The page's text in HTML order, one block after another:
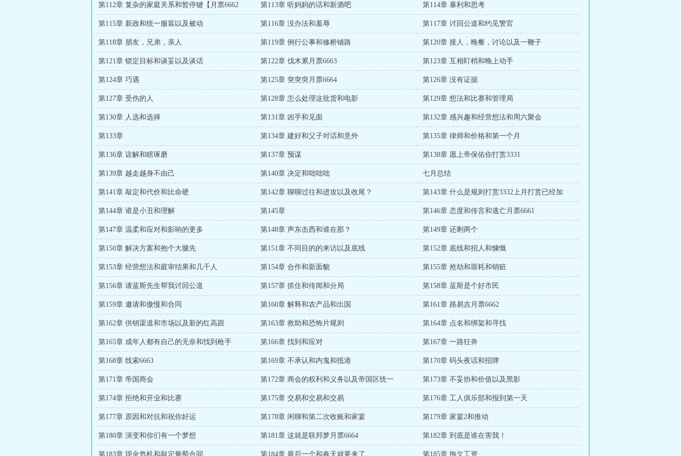
第112章 复杂的家庭关系和暂停键【月票6662 第113章 听妈妈的话和新酒吧 第114章 暴利和思考
第115章 新政和统一服装以及被动 第116章 没办法和羞辱 第117章 讨回公道和约见警官
第118章 朋友，兄弟，亲人 第119章 例行公事和修桥铺路 第120章 接人，晚餐，讨论以及一鞭子
第121章 锁定目标和谈妥以及谈话 第122章 伐木累月票6663 第123章 互相盯梢和晚上动手
第124章 巧遇 第125章 突突突月票6664 第126章 没有证据
第127章 受伤的人 第128章 怎么处理这批货和电影 第129章 想法和比赛和管理局
第130章 人选和选择 第131章 凶手和见面 第132章 感兴趣和经营想法和周六聚会
第133章 第134章 建好和父子对话和意外 第135章 律师和价格和第一个月
第136章 谅解和瞎琢磨 第137章 预谋 第138章 愿上帝保佑你打赏3331
第139章 越走越身不由己 第140章 决定和咄咄咄 七月总结
第141章 敲定和代价和比命硬 第142章 聊聊过往和进攻以及收尾？ 第143章 什么是规则打赏3332上月打赏已经加
第144章 谁是小丑和理解 第145章 第146章 态度和传言和逃亡月票6661
第147章 温柔和应对和影响的更多 第148章 声东击西和谁在那？ 第149章 还剩两个
第150章 解决方案和抱个大腿先 第151章 不同目的的来访以及底线 第152章 底线和招人和慷慨
第153章 经营想法和庭审结果和几千人 第154章 合作和新面貌 第155章 抢劫和噩耗和销赃
第156章 请蓝斯先生帮我讨回公道 第157章 抓住和传闻和分局 第158章 蓝斯是个好市民
第159章 邀请和傲慢和合同 第160章 解释和农产品和出国 第161章 路易吉月票6662
第162章 供销渠道和市场以及新的红高跟 第163章 救助和恐怖片规则 第164章 点名和绑架和寻找
第165章 成年人都有自己的无奈和找到枪手 第166章 找到和应对 第167章 一路狂奔
第168章 线索6663 第169章 不承认和内鬼和抵港 第170章 码头夜话和招牌
第171章 帝国商会 第172章 商会的权利和义务以及帝国区统一 第173章 不妥协和价值以及黑影
第174章 拒绝和开业和比赛 第175章 交易和交易和交易 第176章 工人俱乐部和报到第一天
第177章 原因和对抗和祝你好运 第178章 闲聊和第二次收账和家宴 第179章 家宴2和推动
第180章 演变和你们有一个梦想 第181章 这就是联邦梦月票6664 第182章 到底是谁在害我！
第183章 现金危机和敲定葡萄合同 第184章 最后一个和春天就要来了 第185章 拖欠工资